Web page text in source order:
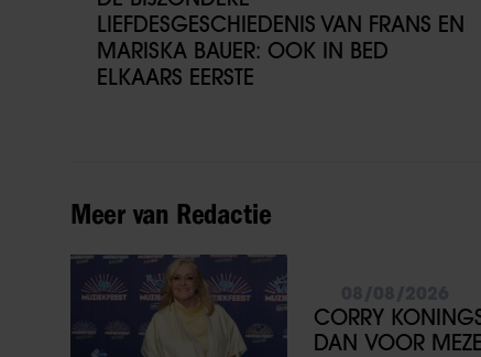
LIEFDESGESCHIEDENIS VAN FRANS EN
MARISKA BAUER: OOK IN BED
ELKAARS EERSTE
Meer van Redactie
CORRY
DAN VOOR